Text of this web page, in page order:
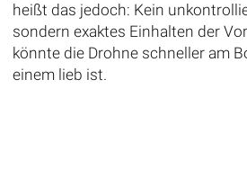
heißt das jedoch: Kein
sondern exaktes Einhalten der
könnte die Drohne schneller am
einem lieb ist.